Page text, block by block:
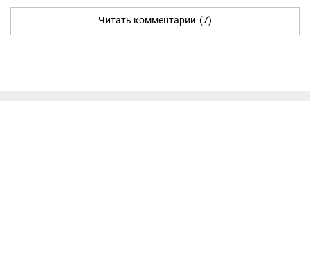
Читать комментарии (7)